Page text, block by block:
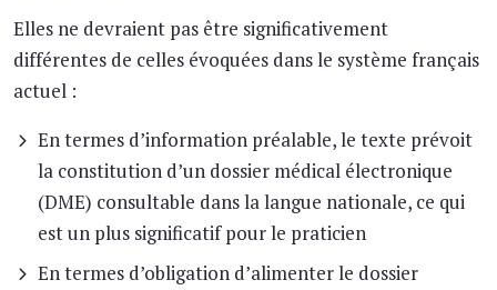
Elles ne devraient pas être significativement
différentes de celles évoquées dans le système français
actuel :
En termes d’information préalable, le texte prévoit
la constitution d’un dossier médical électronique
(DME) consultable dans la langue nationale, ce qui
est un plus significatif pour le praticien
En termes d’obligation d’alimenter le dossier